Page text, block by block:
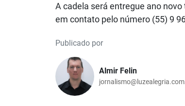
A cadela será entregue ano
em contato pelo número (55) 9
Publicado por
Almir Felin